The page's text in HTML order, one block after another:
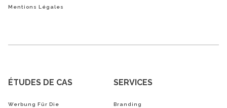
Mentions Légales
ÉTUDES DE CAS
Werbung Für Die
SERVICES
Branding